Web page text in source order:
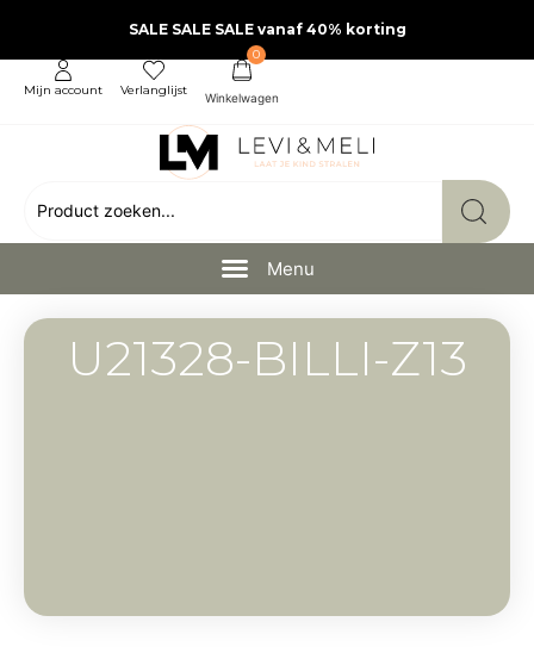
SALE SALE SALE vanaf 40% korting
Mijn account Verlanglijst
0
U21328-BILLI-Z13